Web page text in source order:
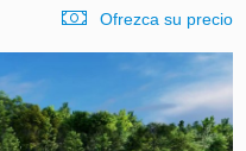
Ofrezca su precio